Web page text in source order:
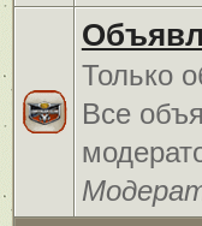
Только
Все